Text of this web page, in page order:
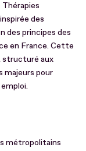
des
des principes des
en France. Cette
structuré aux
majeurs pour
métropolitains